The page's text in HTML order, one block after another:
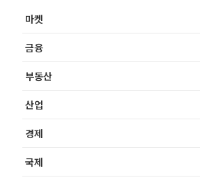
마켓
금융
부동산
산업
경제
국제